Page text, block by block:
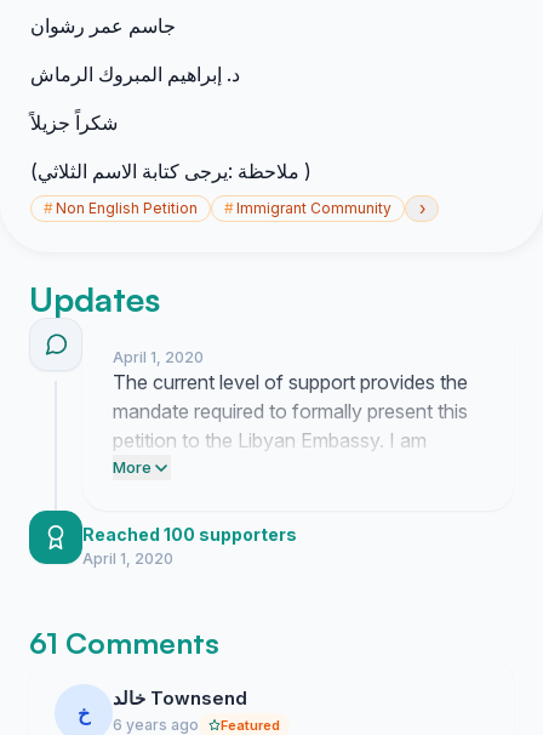
جاسم عمر رشوان
د. إبراهيم المبروك الرماش
شكراً جزيلاً
(ملاحظة :يرجى كتابة الاسم الثلاثي )
#Non English Petition #Immigrant Community ›
Updates
April 1, 2020
The current level of support provides the
mandate required to formally present this
petition to the Libyan Embassy. I am
drafting the official correspondence now
authorization to begin direct negotiations.
More
Reached 100 supporters
April 1, 2020
61 Comments
خ
خالد Townsend
6 years ago Featured